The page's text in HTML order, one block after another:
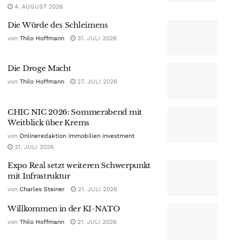
4. AUGUST 2026
Die Würde des Schleimens
von Thilo Hoffmann 31. JULI 2026
Die Droge Macht
von Thilo Hoffmann 27. JULI 2026
CHIC NIC 2026: Sommerabend mit
Weitblick über Krems
von Onlineredaktion immobilien investment
21. JULI 2026
Expo Real setzt weiteren Schwerpunkt
mit Infrastruktur
von Charles Steiner 21. JULI 2026
Willkommen in der KI-NATO
von Thilo Hoffmann 21. JULI 2026